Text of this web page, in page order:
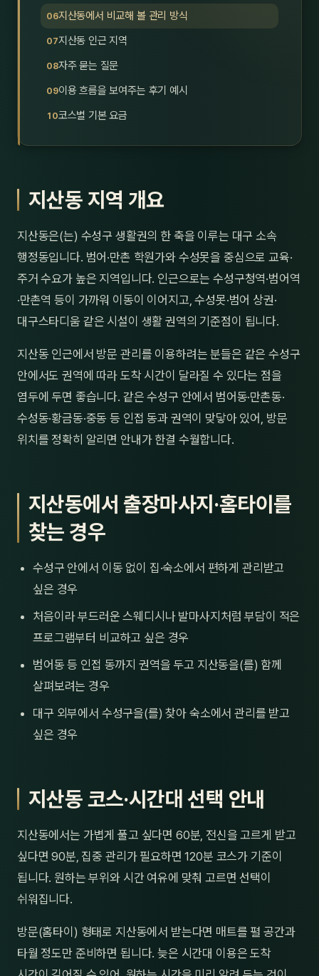
울산
24
여성
지산동에서 비교해 볼 관리 방식
지산동 인근 지역
자주 묻는 질문
이용 흐름을 보여주는 후기 예시
코스별 기본 요금
지산동 지역 개요
지산동은(는) 수성구 생활권의 한 축을 이루는 대구 소속
행정동입니다. 범어·만촌 학원가와 수성못을 중심으로 교육·
주거 수요가 높은 지역입니다. 인근으로는 수성구청역·범어역
·만촌역 등이 가까워 이동이 이어지고, 수성못·범어 상권·
대구스타디움 같은 시설이 생활 권역의 기준점이 됩니다.
지산동 인근에서 방문 관리를 이용하려는 분들은 같은 수성구
안에서도 권역에 따라 도착 시간이 달라질 수 있다는 점을
염두에 두면 좋습니다. 같은 수성구 안에서 범어동·만촌동·
수성동·황금동·중동 등 인접 동과 권역이 맞닿아 있어, 방문
위치를 정확히 알리면 안내가 한결 수월합니다.
지산동에서 출장마사지·홈타이를
찾는 경우
수성구 안에서 이동 없이 집·숙소에서 편하게 관리받고
싶은 경우
처음이라 부드러운 스웨디시나 발마사지처럼 부담이 적은
프로그램부터 비교하고 싶은 경우
범어동 등 인접 동까지 권역을 두고 지산동을(를) 함께
살펴보려는 경우
대구 외부에서 수성구을(를) 찾아 숙소에서 관리를 받고
싶은 경우
지산동 코스·시간대 선택 안내
지산동에서는 가볍게 풀고 싶다면 60분, 전신을 고르게 받고
싶다면 90분, 집중 관리가 필요하면 120분 코스가 기준이
됩니다. 원하는 부위와 시간 여유에 맞춰 고르면 선택이
쉬워집니다.
방문(홈타이) 형태로 지산동에서 받는다면 매트를 펼 공간과
타월 정도만 준비하면 됩니다. 늦은 시간대 이용은 도착